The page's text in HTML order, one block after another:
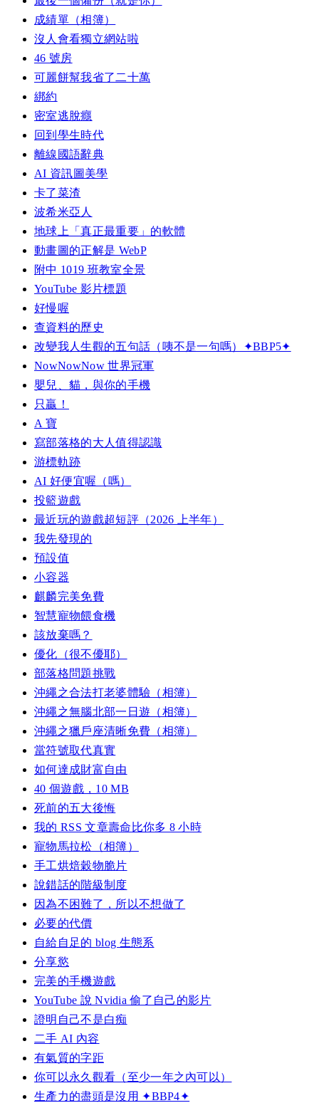
成績單（相簿）
沒人會看獨立網站啦
46 號房
可麗餅幫我省了二十萬
綁約
密室逃脫癮
回到學生時代
離線國語辭典
AI 資訊圖美學
卡了菜渣
波希米亞人
地球上「真正最重要」的軟體
動畫圖的正解是 WebP
附中 1019 班教室全景
YouTube 影片標題
好慢喔
查資料的歷史
改變我人生觀的五句話（咦不是一句嗎）✦BBP5✦
NowNowNow 世界冠軍
嬰兒、貓，與你的手機
只贏！
A 寶
寫部落格的大人值得認識
游標軌跡
AI 好便宜喔（嗎）
投籃遊戲
最近玩的遊戲超短評（2026 上半年）
我先發現的
預設值
小容器
麒麟完美免費
智慧寵物餵食機
該放棄嗎？
優化（很不優耶）
部落格問題挑戰
沖繩之合法打老婆體驗（相簿）
沖繩之無腦北部一日遊（相簿）
沖繩之獵戶座清晰免費（相簿）
當符號取代真實
如何達成財富自由
40 個遊戲，10 MB
死前的五大後悔
我的 RSS 文章壽命比你多 8 小時
寵物馬拉松（相簿）
手工烘焙穀物脆片
說錯話的階級制度
因為不困難了，所以不想做了
必要的代價
自給自足的 blog 生態系
分享慾
完美的手機遊戲
YouTube 說 Nvidia 偷了自己的影片
證明自己不是白痴
二手 AI 內容
有氣質的字距
你可以永久觀看（至少一年之內可以）
生產力的盡頭是沒用 ✦BBP4✦